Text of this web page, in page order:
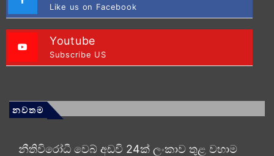
Like us on Facebook
Youtube
Subscribe US
නවතම
නීතිවිරෝධී වෙබ් අඩවි 24ක් ලංකාව තුළ වහාම